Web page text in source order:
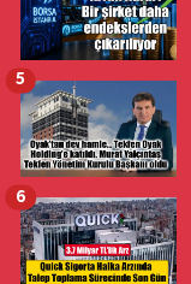
5
6